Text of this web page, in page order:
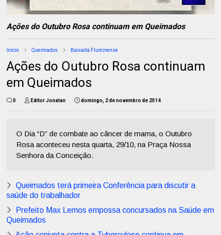
Ações do Outubro Rosa continuam em Queimados
Início Queimados Baixada Fluminense
Ações do Outubro Rosa continuam
em Queimados
0 Editor Jonatan domingo, 2 de novembro de 2014
O Dia “D” de combate ao câncer de mama, o Outubro
Rosa aconteceu nesta quarta, 29/10, na Praça Nossa
Senhora da Conceição.
Queimados terá primeira Conferência para discutir a
saúde do trabalhador
Prefeito Max Lemos empossa concursados na Saúde em
Queimados